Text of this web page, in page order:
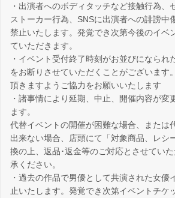
・出演者へのボディタッチなど接触行為、
ストーカー行為、SNSに出演者への誹謗中
禁止いたします。発覚でき次第今後のイベ
ていただきます。
・イベント受付終了時刻がお並びになられ
をお断りさせていただくことがございます
頂きますようご協力をお願いいたします
・諸事情により延期、中止、開催内容が変
ます。
代替イベントの開催が困難な場合、または
出来ない場合、店頭にて「対象商品、レシ
換の上、返品･返金等のご対応とさせてい
承ください。
・過去の作品で男優として共演された女優
止いたします。発覚でき次第イベントチケ